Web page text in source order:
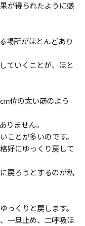
が得られたように感
場所がほとんどあり
ていくことが、ほと
位の太い筋のよう
りません。
ことが多いのです。
好にゆっくり戻して
戻ろうとするのが私
っくりと戻します。
一旦止め、二呼吸ほ